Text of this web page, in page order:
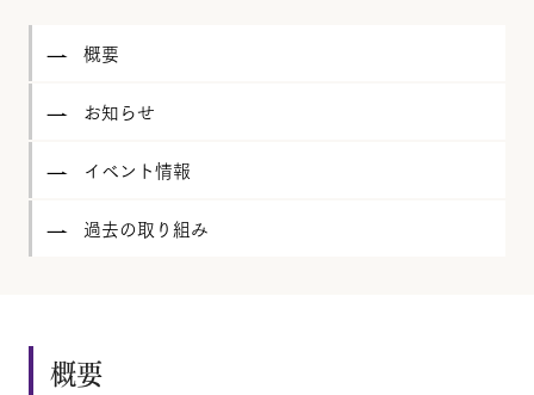
概要
お知らせ
イベント情報
過去の取り組み
概要